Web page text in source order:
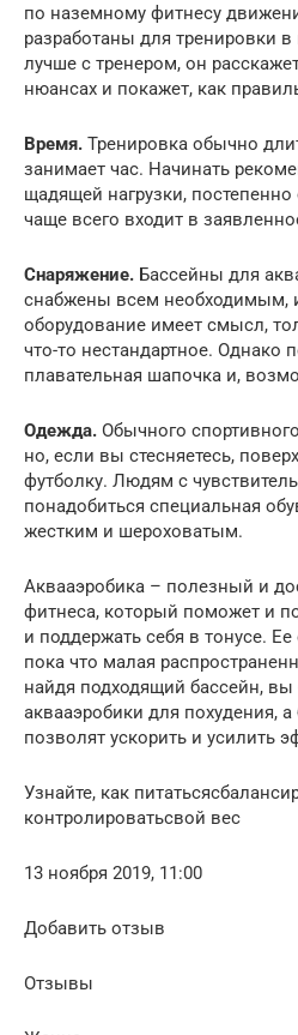
по наземному фитнесу
разработаны для тренировки
лучше с тренером, он
нюансах и покажет, как
Время. Тренировка обычно
занимает час. Начинать
щадящей нагрузки,
чаще всего входит в
Снаряжение. Бассейны для
снабжены всем необходимым,
оборудование имеет смысл,
что-то нестандартное. Однако
плавательная шапочка и,
Одежда. Обычного
но, если вы стесняетесь,
футболку. Людям с
понадобиться специальная
жестким и шероховатым.
Аквааэробика – полезный и
фитнеса, который поможет и
и поддержать себя в тонусе.
пока что малая
найдя подходящий бассейн,
аквааэробики для похудения,
позволят ускорить и усилить
Узнайте, как
контролироватьсвой вес
13 ноября 2019, 11:00
Добавить отзыв
Отзывы